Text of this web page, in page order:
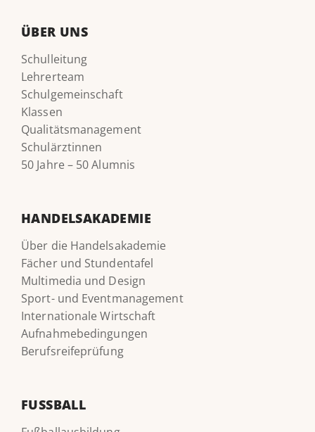
ÜBER UNS
Schulleitung
Lehrerteam
Schulgemeinschaft
Klassen
Qualitätsmanagement
Schulärztinnen
50 Jahre – 50 Alumnis
HANDELSAKADEMIE
Über die Handelsakademie
Fächer und Stundentafel
Multimedia und Design
Sport- und Eventmanagement
Internationale Wirtschaft
Aufnahmebedingungen
Berufsreifeprüfung
FUSSBALL